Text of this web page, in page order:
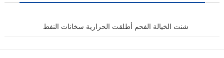
شنت الخيالة الفحم أطلقت الحرارية سخانات النفط